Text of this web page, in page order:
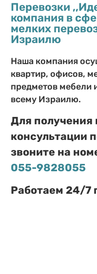
Перевозки
компания в
мелких
Израилю
Наша компания
квартир, офисов,
предметов мебели
всему Израилю.
Для получения
консультации
звоните на
055-9828055
Работаем 24/7